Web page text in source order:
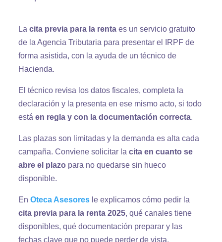
La cita previa para la rentaes un servicio gratuito
de la Agencia Tributaria para presentar el IRPF de
forma asistida, con la ayuda de un técnico de
Hacienda.
El técnico revisa los datos fiscales, completa la
declaración y la presenta en ese mismo acto, si todo
está en regla y con la documentación correcta.
Las plazas son limitadas y la demanda es alta cada
campaña. Conviene solicitar la cita en cuanto se
abre el plazopara no quedarse sin hueco
disponible.
En Oteca Asesoresle explicamos cómo pedir la
cita previa para la renta 2025, qué canales tiene
disponibles, qué documentación preparar y las
fechas clave que no puede perder de vista.